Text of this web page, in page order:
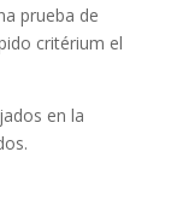
prueba de
critérium el
en la